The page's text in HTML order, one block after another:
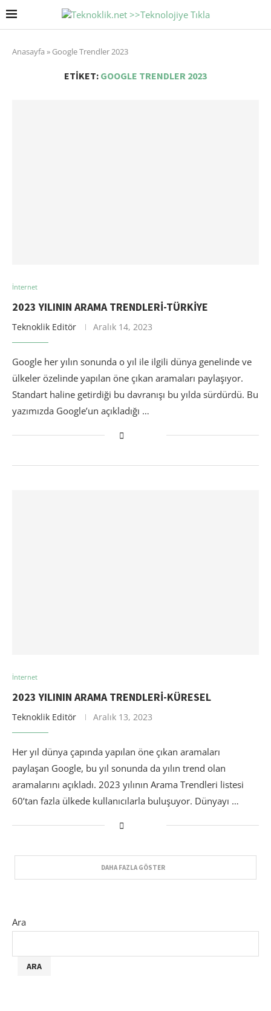
Anasayfa » Google Trendler 2023
ETIKET: GOOGLE TRENDLER 2023
İnternet
2023 YILININ ARAMA TRENDLERI-TÜRKIYE
Teknoklik Editör Aralık 14, 2023
Google her yılın sonunda o yıl ile ilgili dünya genelinde ve
ülkeler özelinde yapılan öne çıkan aramaları paylaşıyor.
Standart haline getirdiği bu davranışı bu yılda sürdürdü. Bu
yazımızda Google’un açıkladığı …
İnternet
2023 YILININ ARAMA TRENDLERI-KÜRESEL
Teknoklik Editör Aralık 13, 2023
Her yıl dünya çapında yapılan öne çıkan aramaları
paylaşan Google, bu yıl sonunda da yılın trend olan
aramalarını açıkladı. 2023 yılının Arama Trendleri listesi
60’tan fazla ülkede kullanıcılarla buluşuyor. Dünyayı …
DAHA FAZLA GÖSTER
Ara
ARA